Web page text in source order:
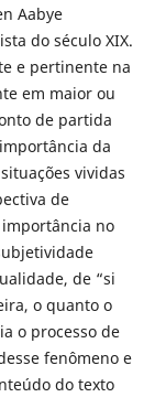
Aabye
do século XIX.
e pertinente na
em maior ou
de partida
da
vividas
de
no
de “si
o quanto o
o processo de
fenômeno e
do texto